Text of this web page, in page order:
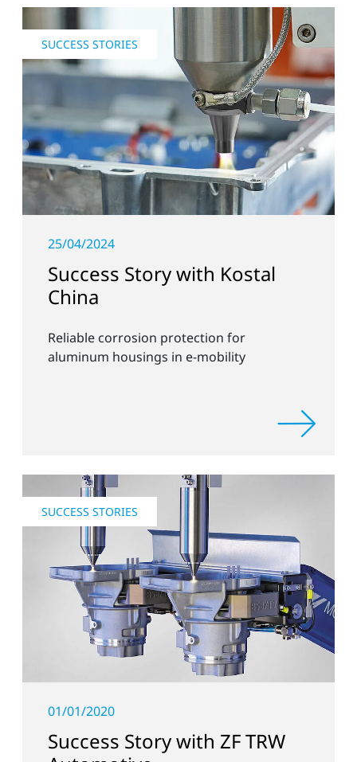
SUCCESS STORIES
25/04/2024
Success Story with Kostal
China
Reliable corrosion protection for
aluminum housings in e-mobility
SUCCESS STORIES
01/01/2020
Success Story with ZF TRW